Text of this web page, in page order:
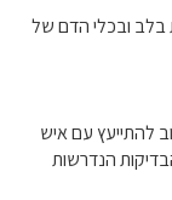
בלב ובכלי הדם של
להתייעץ עם איש
הנדרשות